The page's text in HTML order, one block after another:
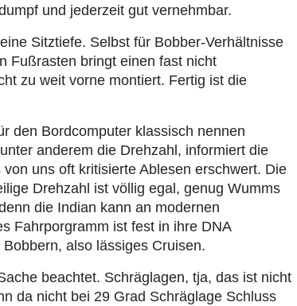
und jederzeit gut vernehmbar.
Sitztiefe. Selbst für Bobber-Verhältnisse
Fußrasten bringt einen fast nicht
zu weit vorne montiert. Fertig ist die
den Bordcomputer klassisch nennen
anderem die Drehzahl, informiert die
uns oft kritisierte Ablesen erschwert. Die
Drehzahl ist völlig egal, genug Wumms
die Indian kann an modernen
Fahrporgramm ist fest in ihre DNA
also lässiges Cruisen.
beachtet. Schräglagen, tja, das ist nicht
da nicht bei 29 Grad Schräglage Schluss